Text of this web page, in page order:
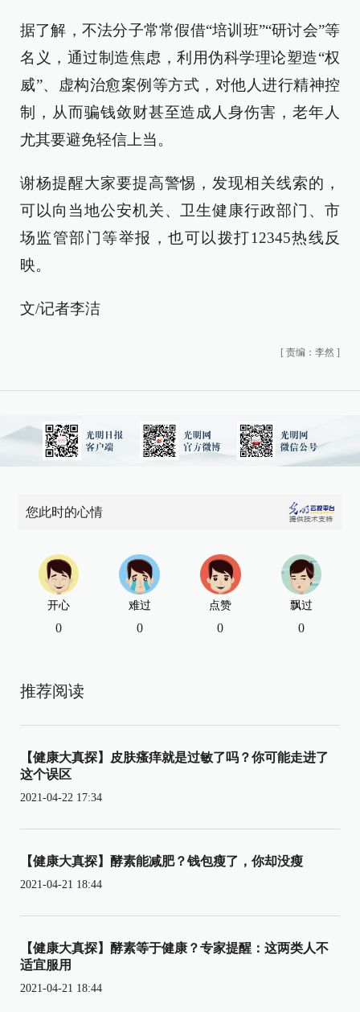
据了解，不法分子常常假借“培训班”“研讨会”等
名义，通过制造焦虑，利用伪科学理论塑造“权
威”、虚构治愈案例等方式，对他人进行精神控
制，从而骗钱敛财甚至造成人身伤害，老年人
尤其要避免轻信上当。
谢杨提醒大家要提高警惕，发现相关线索的，
可以向当地公安机关、卫生健康行政部门、市
场监管部门等举报，也可以拨打12345热线反
映。
文/记者李洁
[ 责编：李然 ]
您此时的心情
开心
0
难过
0
点赞
0
飘过
0
推荐阅读
【健康大真探】皮肤瘙痒就是过敏了吗？你可能走进了
这个误区
2021-04-22 17:34
【健康大真探】酵素能减肥？钱包瘦了，你却没瘦
2021-04-21 18:44
【健康大真探】酵素等于健康？专家提醒：这两类人不
适宜服用
2021-04-21 18:44